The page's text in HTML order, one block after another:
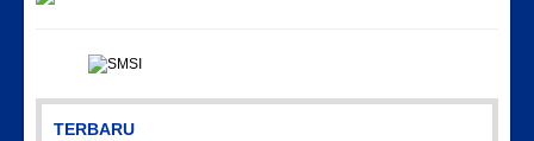
TERBARU